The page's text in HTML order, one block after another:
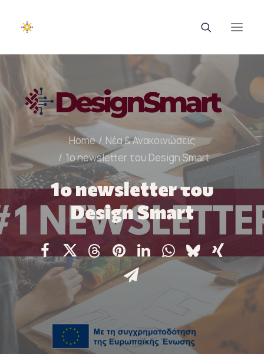
EUROTRAINING
ΣΑΕΚ
Σεμινάρια
Ευρωπαϊκά Προγράμματα
Εθνικά Προγράμματα
Voucher
Νέα & Ανακοινώσεις
Επικοινωνία
Ευκαιρίες Καριέρας
e-mathisi
Home
Νέα & Ανακοινώσεις
1ο newsletter του Design Smart
1ο newsletter του
Design Smart